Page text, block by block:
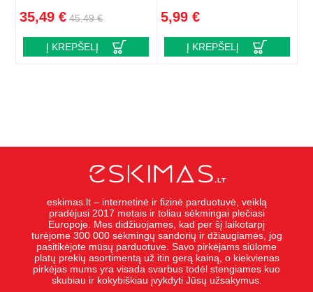
35,49 € 45,49 €
Į KREPŠELĮ
5,99 €
Į KREPŠELĮ
eskimas.lt – internetinė ir fizinė parduotuvė, veiklą
pradėjusi 2017 metais ir toliau sėkmingai plečiasi
Europoje. Mes didžiuojames, kad per šį laikotarpį
turėjome 300 000 sėkmingų sandorių ir džiaugiamės, jog
pasitikėjote mūsų parduotuve. Savo pirkėjams siūlome
platų prekių asortimentą už itin gerą kainą, o kiekvienas
pirkėjas mums yra visada svarbus todėl stengiames kuo
skubiau ir kokybiškiau įvykdyti Jūsų užsakymus.